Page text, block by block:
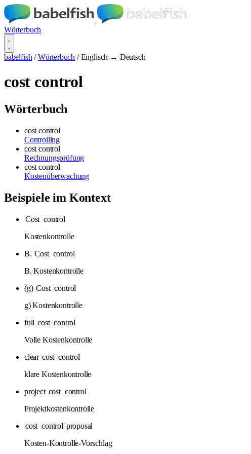
Wörterbuch
babelfish / Wörterbuch / Englisch → Deutsch
cost control
Wörterbuch
cost control
Controlling
cost control
Rechnungsprüfung
cost control
Kostenüberwachung
Beispiele im Kontext
Cost control
Kostenkontrolle
B. Cost control
B. Kostenkontrolle
(g) Cost control
g) Kostenkontrolle
full cost control
Volle Kostenkontrolle
clear cost control
klare Kostenkontrolle
project cost control
Projektkostenkontrolle
cost control proposal
Kosten-Kontrolle-Vorschlag